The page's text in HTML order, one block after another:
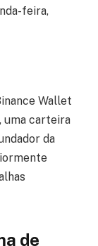
feira,
Wallet
uma carteira
da
de